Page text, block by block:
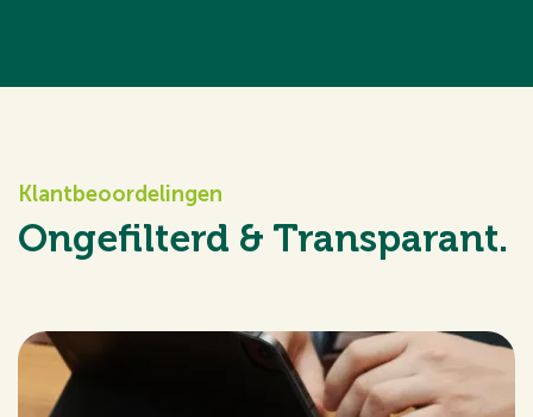
Klantbeoordelingen
Ongefilterd & Transparant.